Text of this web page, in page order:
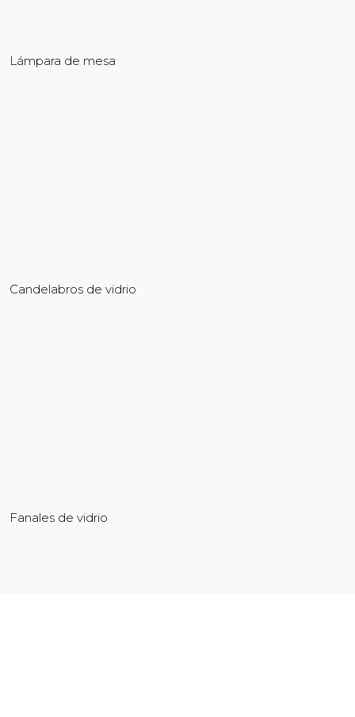
Lámpara de mesa
Candelabros de vidrio
Fanales de vidrio